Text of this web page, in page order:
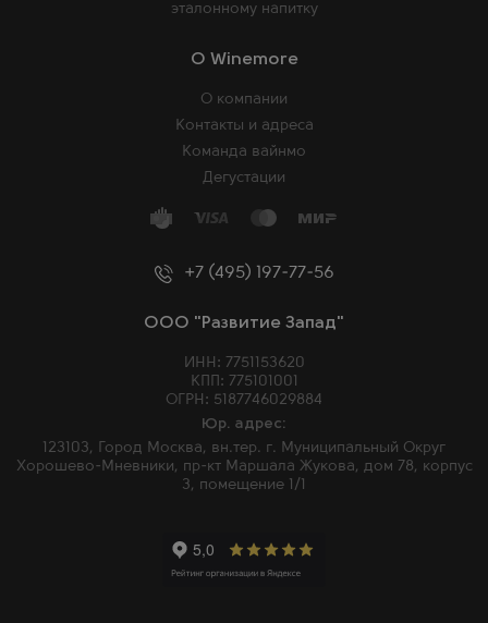
+7 (495) 197-77-56
ООО "Развитие Запад"
ИНН: 7751153620
КПП: 775101001
ОГРН: 5187746029884
Юр. адрес:
123103, Город Москва, вн.тер. г. Муниципальный Округ
Хорошево-Мневники, пр-кт Маршала Жукова, дом 78, корпус
3, помещение 1/1
O Winemore
О компании
Контакты и адреса
Команда вайнмо
Дегустации
эталонному напитку